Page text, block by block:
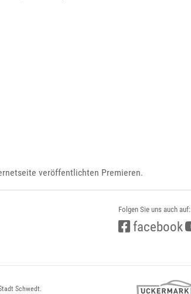
veröffentlichten Premieren.
Folgen Sie uns auch auf:
facebook
Schwedt.